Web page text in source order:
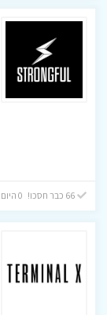
66 כבר חסכו! 0 היום